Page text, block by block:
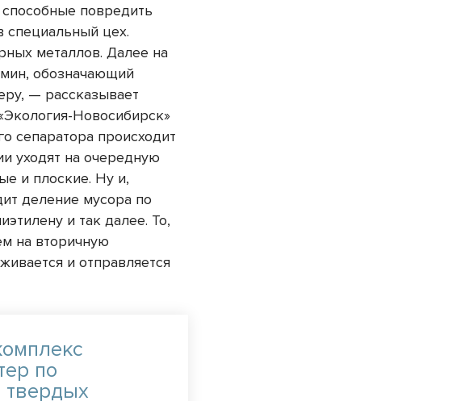
повредить
специальный цех.
металлов. Далее на
обозначающий
— рассказывает
Новосибирск»
происходит
уходят на очередную
и плоские. Ну и,
деление мусора по
и так далее. То,
на вторичную
и отправляется
по
твердых